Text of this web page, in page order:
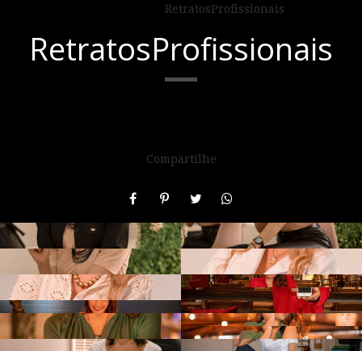
RetratosProfissionais
Compartilhe